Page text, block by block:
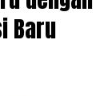
Baru